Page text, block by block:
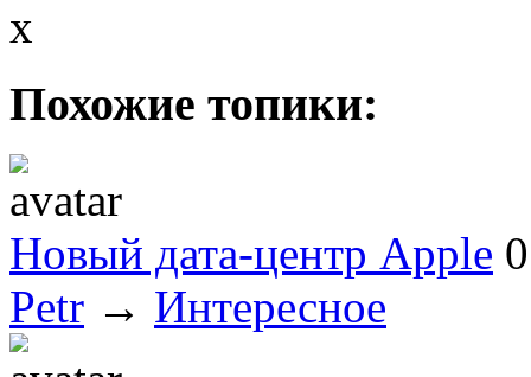
x
Похожие топики:
Новый дата-центр Apple 0
Petr → Интересное